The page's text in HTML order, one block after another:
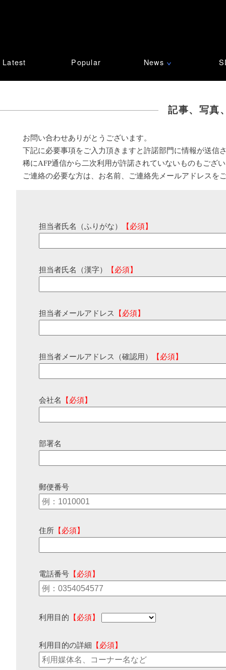
Latest Popular News ∨
記事、写真
お問い合わせありがとうございます。
下記に必要事項をご入力頂きますと許諾部門に情報が送信
稀にAFP通信から二次利用が許諾されていないものもござ
ご連絡の必要な方は、お名前、ご連絡先メールアドレスを
担当者氏名（ふりがな） 【必須】
担当者氏名（漢字） 【必須】
担当者メールアドレス 【必須】
担当者メールアドレス（確認用） 【必須】
会社名 【必須】
部署名
郵便番号
住所 【必須】
電話番号 【必須】
利用目的 【必須】
利用目的の詳細 【必須】